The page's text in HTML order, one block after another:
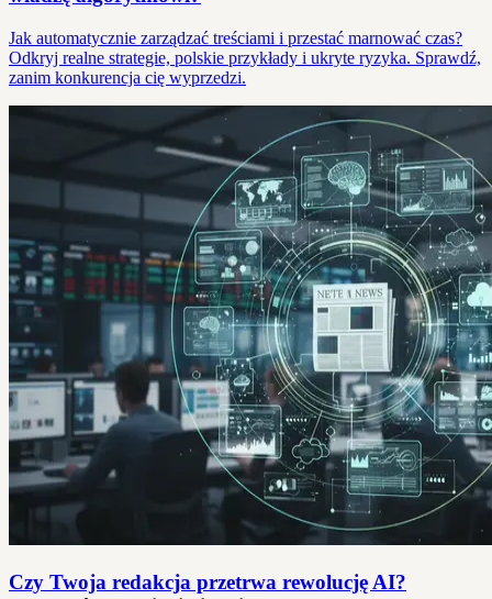
Jak automatycznie zarządzać treściami i przestać marnować czas?
Odkryj realne strategie, polskie przykłady i ukryte ryzyka. Sprawdź,
zanim konkurencja cię wyprzedzi.
Czy Twoja redakcja przetrwa rewolucję AI?